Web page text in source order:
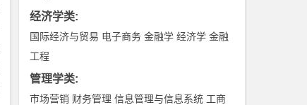
经济学类:
国际经济与贸易 电子商务 金融学 经济学 金融
工程
管理学类:
市场营销 财务管理 信息管理与信息系统 工商